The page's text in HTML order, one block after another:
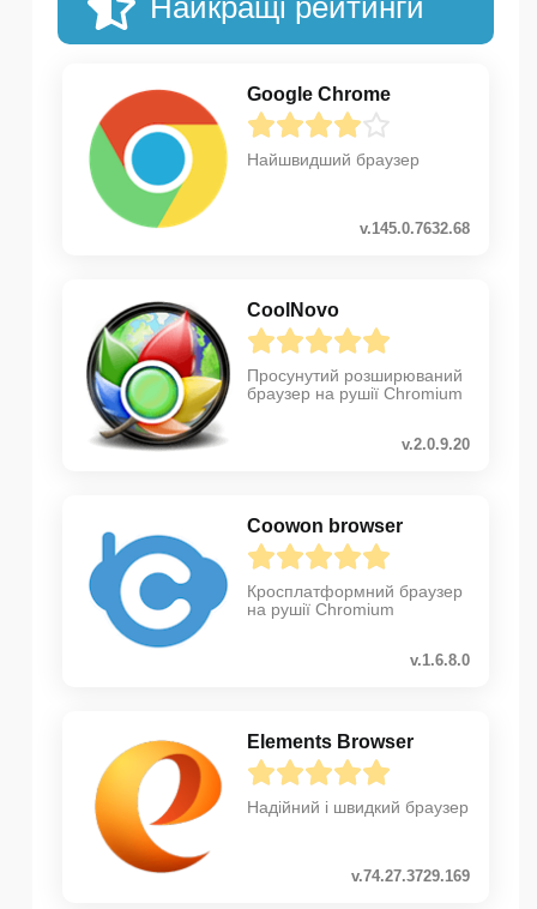
Найкращі рейтинги
Google Chrome
Найшвидший браузер
v.145.0.7632.68
CoolNovo
Просунутий розширюваний
браузер на рушії Chromium
v.2.0.9.20
Coowon browser
Кросплатформний браузер
на рушії Chromium
v.1.6.8.0
Elements Browser
Надійний і швидкий браузер
v.74.27.3729.169